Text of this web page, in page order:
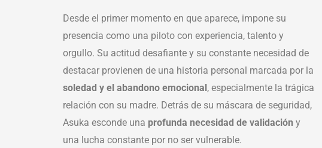
Desde el primer momento en que aparece, impone su
presencia como una piloto con experiencia, talento y
orgullo. Su actitud desafiante y su constante necesidad de
destacar provienen de una historia personal marcada por la
soledad y el abandono emocional, especialmente la trágica
relación con su madre. Detrás de su máscara de seguridad,
Asuka esconde una profunda necesidad de validación y
una lucha constante por no ser vulnerable.